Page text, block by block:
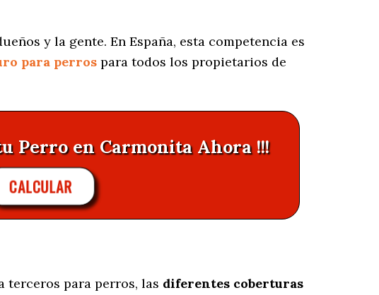
y la gente. En España, esta competencia es
para perros para todos los propietarios de
Perro en Carmonita Ahora !!!
CALCULAR
terceros para perros, las diferentes coberturas